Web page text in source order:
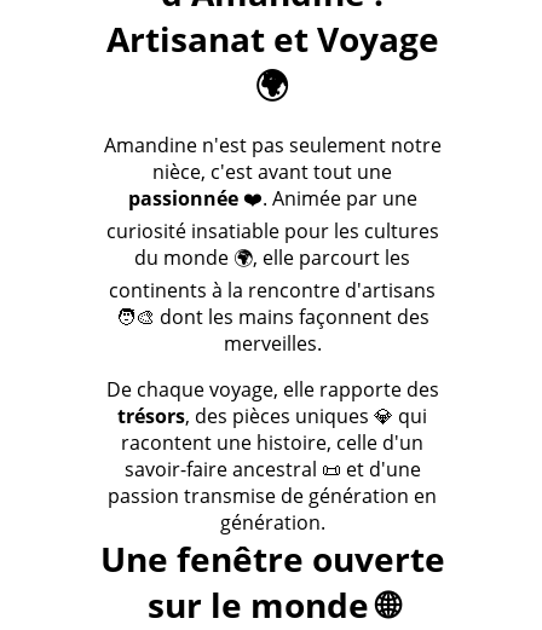
Artisanat et Voyage
🌍
Amandine n'est pas seulement notre
nièce, c'est avant tout une
passionnée❤️. Animée par une
curiosité insatiable pour les cultures
du monde 🌍, elle parcourt les
continents à la rencontre d'artisans
🧑‍🎨 dont les mains façonnent des
merveilles.
De chaque voyage, elle rapporte des
trésors, des pièces uniques 💎 qui
racontent une histoire, celle d'un
savoir-faire ancestral 📜 et d'une
passion transmise de génération en
génération.
Une fenêtre ouverte
sur le monde 🌐